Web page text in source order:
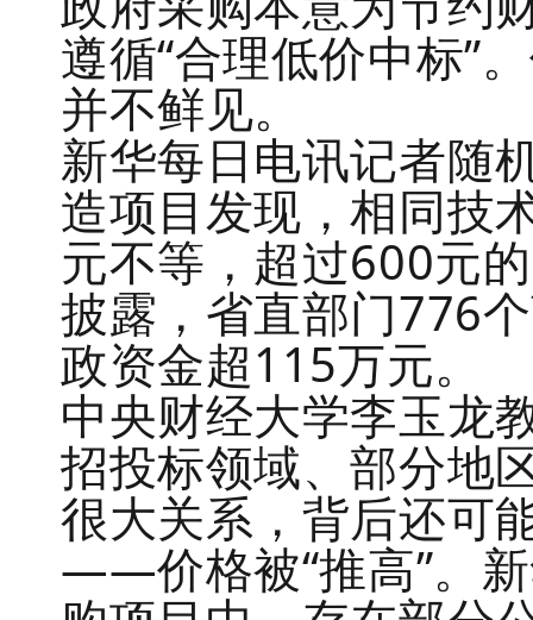
遵循“合理低价中标”
并不鲜见。
新华每日电讯记者随
造项目发现，相同技
元不等，超过600元
披露，省直部门776
政资金超115万元。
中央财经大学李玉龙
招投标领域、部分地
很大关系，背后还可
——价格被“推高”。